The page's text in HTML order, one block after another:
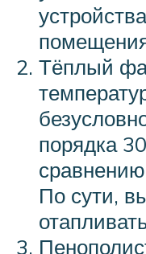
Тёплый
порядка
По сути,